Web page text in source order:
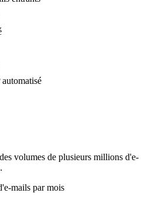
volumes de plusieurs millions d'e-
mails par mois